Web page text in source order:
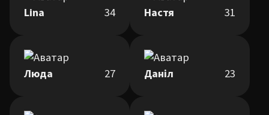
Lina 34 Настя 31
Люда 27 Даніл 23